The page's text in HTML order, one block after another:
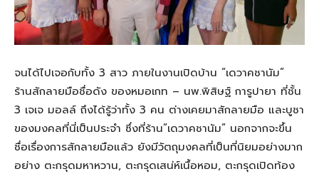
จนได้ไปเจอกับทั้ง 3 สาว ภายในงานเปิดบ้าน “เดวาคชานัม”
ร้านสักลายมือชื่อดัง ของหมอเกท – นพ.พิสิษฐ์ การูปายา ที่ชั้น
3 เจเจ มอลล์ ถึงได้รู้ว่าทั้ง 3 คน ต่างเคยมาสักลายมือ และบูชา
ของมงคลที่นี่เป็นประจำ ซึ่งที่ร้าน”เดวาคชานัม” นอกจากจะขึ้น
ชื่อเรื่องการสักลายมือแล้ว ยังมีวัตถุมงคลที่เป็นที่นิยมอย่างมาก
อย่าง ตะกรุดมหาหวาน, ตะกรุดเสน่ห์เนื้อหอม, ตะกรุดเปิดท้อง